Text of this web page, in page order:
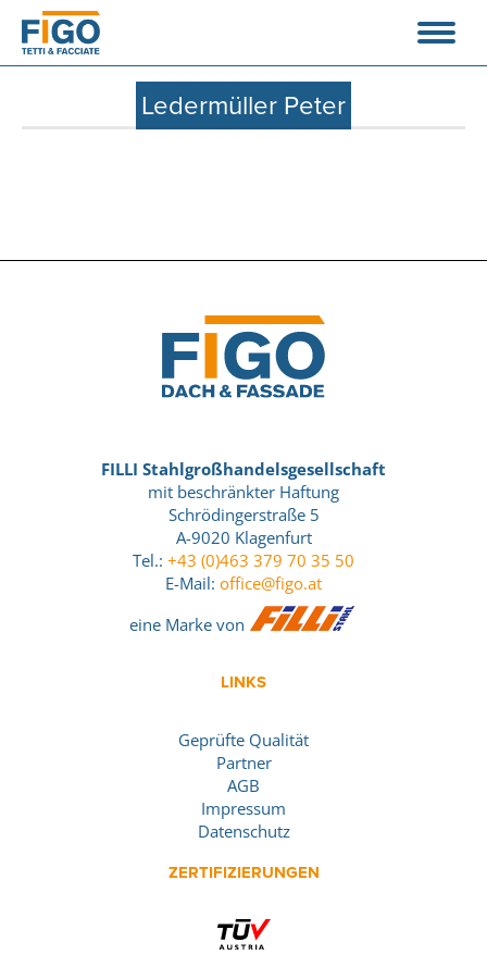
Ledermüller Peter
FILLI Stahlgroßhandelsgesellschaft
mit beschränkter Haftung
Schrödingerstraße 5
A-9020 Klagenfurt
Tel.: +43 (0)463 379 70 35 50
E-Mail: office@figo.at
eine Marke von
LINKS
Geprüfte Qualität
Partner
AGB
Impressum
Datenschutz
ZERTIFIZIERUNGEN